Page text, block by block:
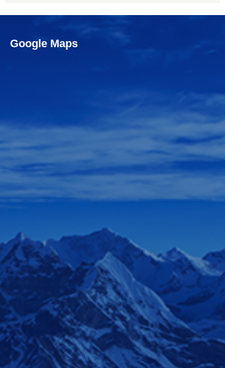
Google Maps